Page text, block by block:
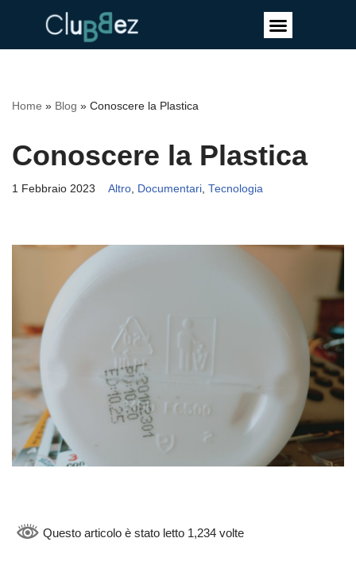
Home » Blog » Conoscere la Plastica
Conoscere la Plastica
1 Febbraio 2023 Altro, Documentari, Tecnologia
Questo articolo è stato letto 1,234 volte